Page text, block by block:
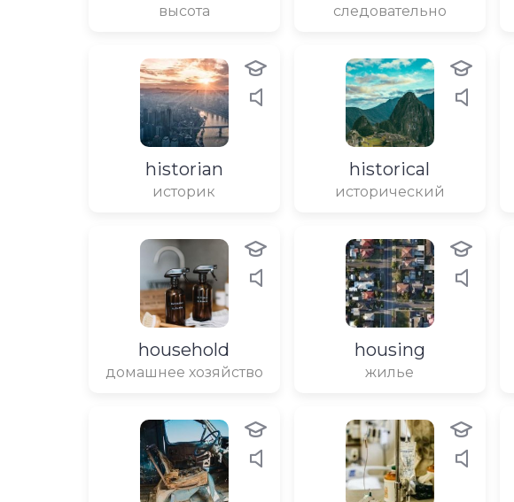
высота следовательно
historian
историк
historical
исторический
household
домашнее хозяйство
housing
жилье